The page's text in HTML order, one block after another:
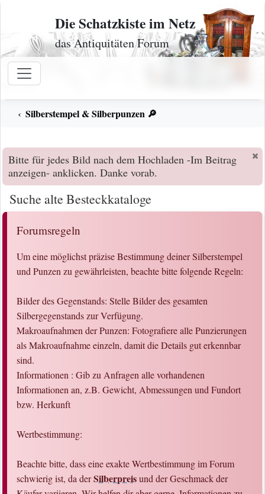
Zum Inhalt
Die Schatzkiste im Netz
das Antiquitäten Forum
Silberstempel & Silberpunzen 🔎
Bitte für jedes Bild nach dem Hochladen -Im Beitrag
anzeigen- anklicken. Danke vorab.
Suche alte Besteckkataloge
Forumsregeln
Um eine möglichst präzise Bestimmung deiner Silberstempel
und Punzen zu gewährleisten, beachte bitte folgende Regeln:
Bilder des Gegenstands: Stelle Bilder des gesamten
Silbergegenstands zur Verfügung.
Makroaufnahmen der Punzen: Fotografiere alle Punzierungen
als Makroaufnahme einzeln, damit die Details gut erkennbar
sind.
Informationen : Gib zu Anfragen alle vorhandenen
Informationen an, z.B. Gewicht, Abmessungen und Fundort
bzw. Herkunft
Wertbestimmung:
Beachte bitte, dass eine exakte Wertbestimmung im Forum
schwierig ist, da derSilberpreisund der Geschmack der